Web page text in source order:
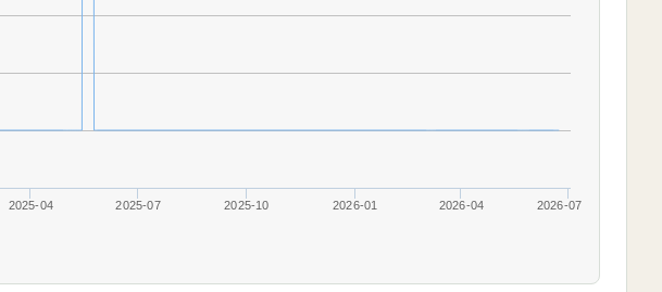
2025-04 2025-07 2025-10 2026-01 2026-04 2026-07